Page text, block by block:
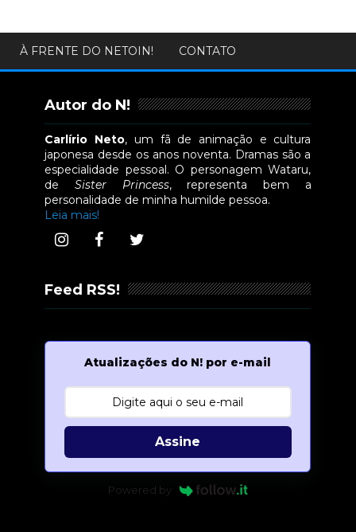
À FRENTE DO NETOIN! CONTATO
Autor do N!
Carlírio Neto, um fã de animação e cultura
japonesa desde os anos noventa. Dramas são a
especialidade pessoal. O personagem Wataru,
deSister Princess, representa bem a
personalidade de minha humilde pessoa.
Leia mais!
Feed RSS!
Atualizações do N! por e-mail
Assine
Powered by